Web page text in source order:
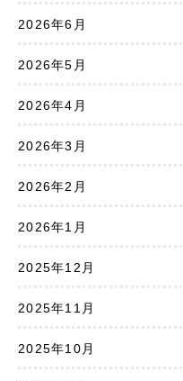
2026年6月
2026年5月
2026年4月
2026年3月
2026年2月
2026年1月
2025年12月
2025年11月
2025年10月